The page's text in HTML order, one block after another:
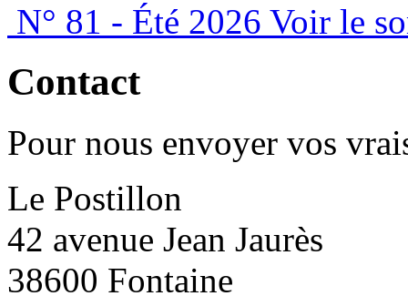
N° 81 - Été 2026 Voir le
Contact
Pour nous envoyer vos
Le Postillon
42 avenue Jean Jaurès
38600 Fontaine